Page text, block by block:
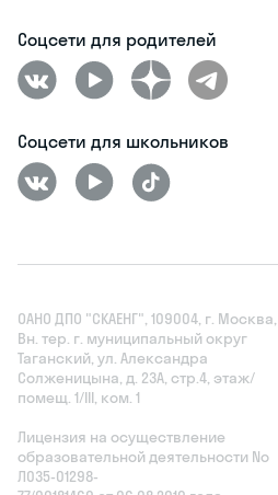
Соцсети для родителей
Соцсети для школьников
ОАНО ДПО "СКАЕНГ", 109004, г. Москва,
Вн. тер. г. муниципальный округ
Таганский, ул. Александра
Солженицына, д. 23А, стр.4, этаж/
помещ. 1/III, ком. 1
Лицензия на осуществление
образовательной деятельности No
Л035‑01298-